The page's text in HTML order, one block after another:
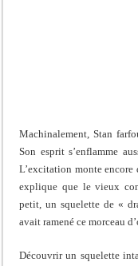
Machinalement, Stan
Son esprit s’enflamme
L’excitation monte
explique que le vieux
petit, un squelette de «
avait ramené ce morceau
Découvrir un squelette